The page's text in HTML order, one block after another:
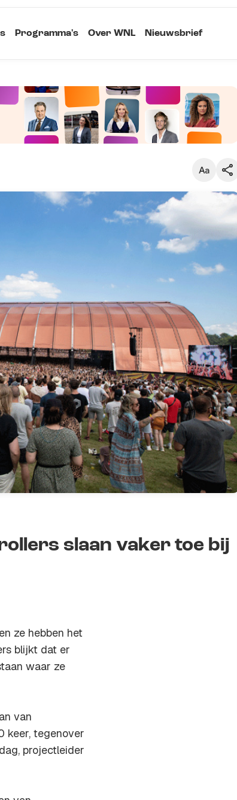
Programma's Over WNL Nieuwsbrief
Klein
Standaard
Groot
Kopieer link
slaan vaker toe bij
ze hebben het
blijkt dat er
waar ze
van
keer, tegenover
projectleider